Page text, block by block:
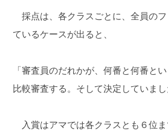
採点は、各クラスごとに、全員の
ているケースが出ると、
「審査員のだれかが、何番と何番と
比較審査する。そして決定していま
入賞はアマでは各クラスとも６位